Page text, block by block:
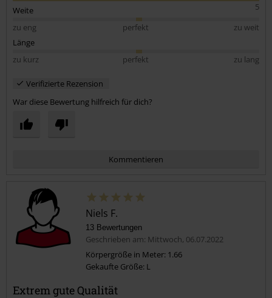
5
Weite
zu eng
perfekt
zu weit
Länge
zu kurz
perfekt zu lang
Verifizierte Rezension
War diese Bewertung hilfreich für dich?
Kommentieren
Kommentar jetzt abschicken!
Niels F.
13 Bewertungen
Geschrieben am: Mittwoch, 06.07.2022
Körpergröße in Meter: 1.66
Gekaufte Größe: L
Extrem gute Qualität